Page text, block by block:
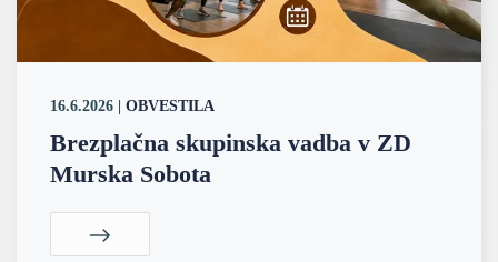
16.6.2026 OBVESTILA
Brezplačna skupinska vadba v ZD
Murska Sobota